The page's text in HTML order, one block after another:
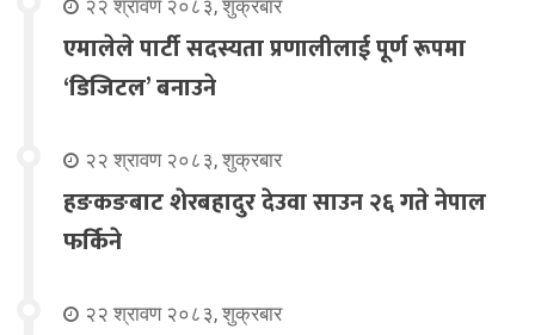
२२ श्रावण २०८३, शुक्रबार
एमालेले पार्टी सदस्यता प्रणालीलाई पूर्ण रूपमा
‘डिजिटल’ बनाउने
२२ श्रावण २०८३, शुक्रबार
हङकङबाट शेरबहादुर देउवा साउन २६ गते नेपाल
फर्किने
२२ श्रावण २०८३, शुक्रबार